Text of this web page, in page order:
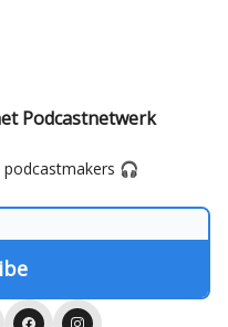
Podcastnetwerk
🎧